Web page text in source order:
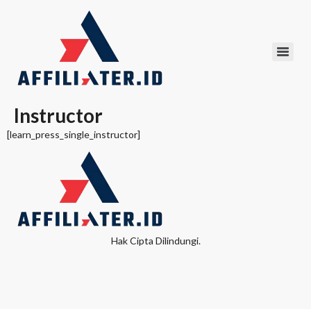
Instructor
[learn_press_single_instructor]
Hak Cipta Dilindungi.